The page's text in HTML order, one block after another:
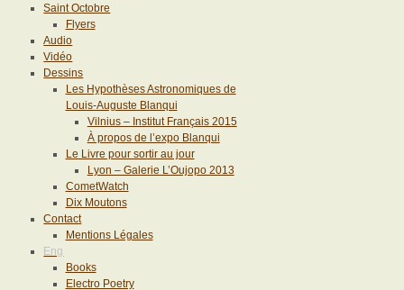
Saint Octobre
Flyers
Audio
Vidéo
Dessins
Les Hypothèses Astronomiques de
Louis-Auguste Blanqui
Vilnius – Institut Français 2015
À propos de l’expo Blanqui
Le Livre pour sortir au jour
Lyon – Galerie L’Oujopo 2013
CometWatch
Dix Moutons
Contact
Mentions Légales
Eng
Books
Electro Poetry